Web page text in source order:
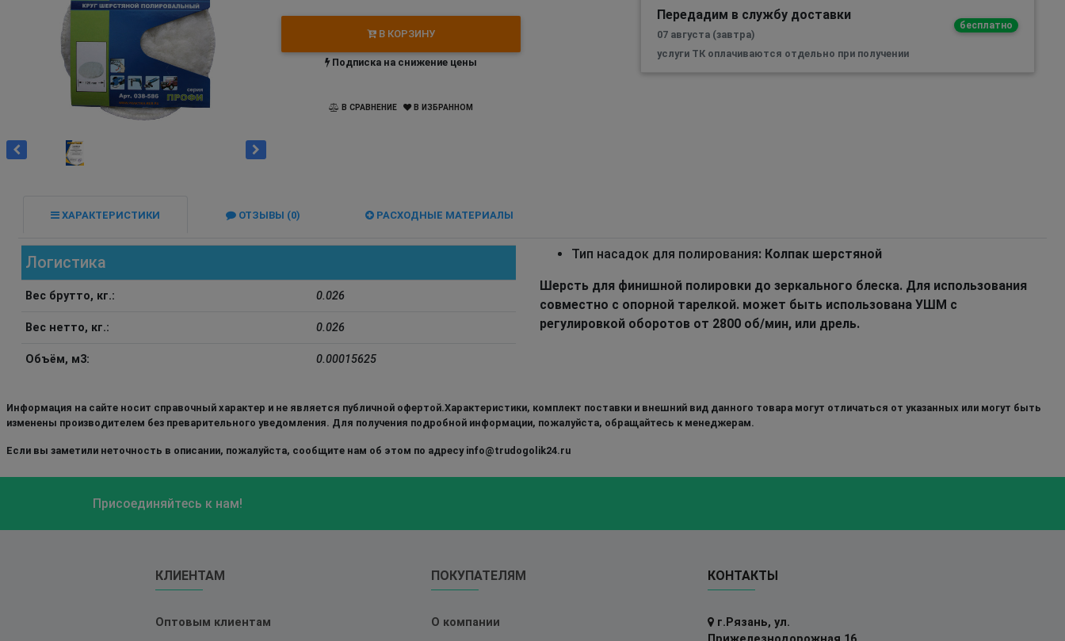
В КОРЗИНУ
Подписка на снижение цены
В СРАВНЕНИЕ В ИЗБРАННОМ
Передадим в службу доставки
бесплатно
07 августа (завтра)
услуги ТК оплачиваются отдельно при получении
ХАРАКТЕРИСТИКИ ОТЗЫВЫ (0) РАСХОДНЫЕ МАТЕРИАЛЫ
Логистика
Вес брутто, кг.: 0.026
Вес нетто, кг.: 0.026
Объём, м3: 0.00015625
Тип насадок для полирования: Колпак шерстяной
Шерсть для финишной полировки до зеркального блеска. Для использования
совместно с опорной тарелкой. может быть использована УШМ с
регулировкой оборотов от 2800 об/мин, или дрель.
Информация на сайте носит справочный характер и не является публичной офертой.Характеристики, комплект поставки и внешний вид данного товара могут отличаться от указанных или могут быть
изменены производителем без преварительного уведомления. Для получения подробной информации, пожалуйста, обращайтесь к менеджерам.
Если вы заметили неточность в описании, пожалуйста, сообщите нам об этом по адресу info@trudogolik24.ru
Присоединяйтесь к нам!
КЛИЕНТАМ
Оптовым клиентам
ПОКУПАТЕЛЯМ
О компании
КОНТАКТЫ
г.Рязань, ул.